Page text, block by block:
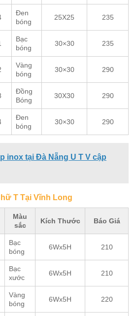
Đen
bóng
25X25 235
Bạc
bóng
30×30 235
Vàng
bóng
30×30 290
Đồng
Bóng
30X30 290
Đen
bóng
30×30 290
inox tại Đà Nẵng U T V cập
T Tại Vĩnh Long
Màu
sắc
Kích Thước Báo Giá
Bạc
bóng
6Wx5H 210
Bạc
xước
6Wx5H 210
Vàng
bóng
6Wx5H 220